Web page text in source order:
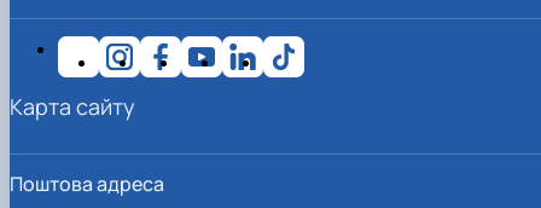
Поштова адреса
Карта сайту